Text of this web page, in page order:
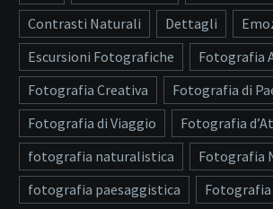
Contrasti Naturali
Dettagli
Escursioni Fotografiche
Fotografia
Fotografia Creativa
Fotografia di
Fotografia di Viaggio
Fotografia
fotografia naturalistica
Fotografia
fotografia paesaggistica
Fotografia